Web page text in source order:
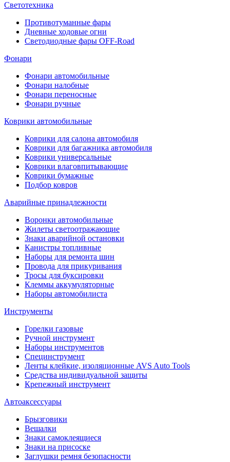
Светотехника
Противотуманные фары
Дневные ходовые огни
Светодиодные фары OFF-Road
Фонари
Фонари автомобильные
Фонари налобные
Фонари переносные
Фонари ручные
Коврики автомобильные
Коврики для салона автомобиля
Коврики для багажника автомобиля
Коврики универсальные
Коврики влаговпитывающие
Коврики бумажные
Подбор ковров
Аварийные принадлежности
Воронки автомобильные
Жилеты светоотражающие
Знаки аварийной остановки
Канистры топливные
Наборы для ремонта шин
Провода для прикуривания
Тросы для буксировки
Клеммы аккумуляторные
Наборы автомобилиста
Инструменты
Горелки газовые
Ручной инструмент
Наборы инструментов
Специнструмент
Ленты клейкие, изоляционные AVS Auto Tools
Средства индивидуальной защиты
Крепежный инструмент
Автоаксессуары
Брызговики
Вешалки
Знаки самоклеящиеся
Знаки на присоске
Заглушки ремня безопасности